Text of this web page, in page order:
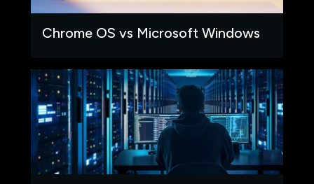
Chrome OS vs Microsoft Windows